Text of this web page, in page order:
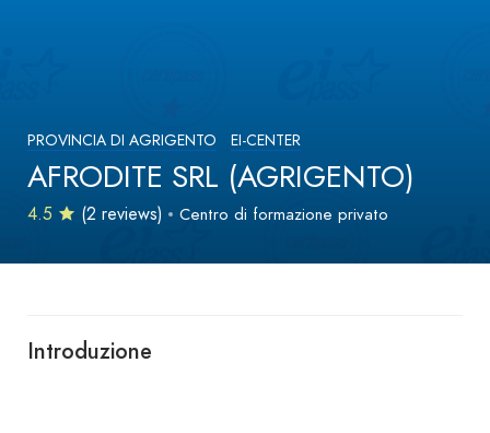
PROVINCIA DI AGRIGENTO EI-CENTER
AFRODITE SRL (AGRIGENTO)
4.5 (2 reviews) Centro di formazione privato
Introduzione